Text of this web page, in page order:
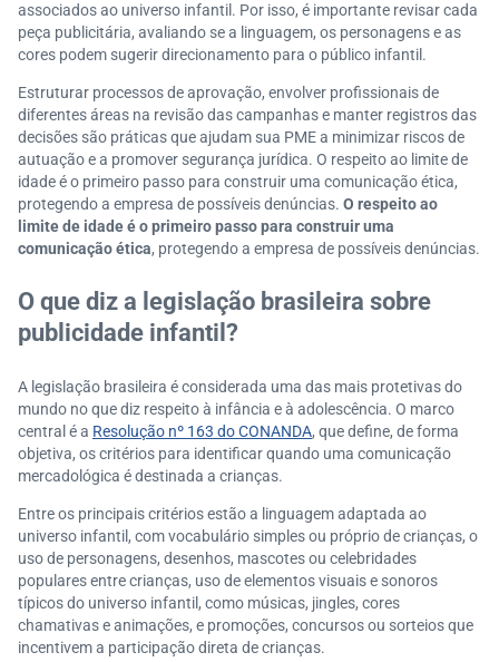
associados ao universo infantil. Por isso, é importante revisar cada
peça publicitária, avaliando se a linguagem, os personagens e as
cores podem sugerir direcionamento para o público infantil.
Estruturar processos de aprovação, envolver profissionais de
diferentes áreas na revisão das campanhas e manter registros das
decisões são práticas que ajudam sua PME a minimizar riscos de
autuação e a promover segurança jurídica. O respeito ao limite de
idade é o primeiro passo para construir uma comunicação ética,
protegendo a empresa de possíveis denúncias. O respeito ao
limite de idade é o primeiro passo para construir uma
comunicação ética, protegendo a empresa de possíveis denúncias.
O que diz a legislação brasileira sobre
publicidade infantil?
A legislação brasileira é considerada uma das mais protetivas do
mundo no que diz respeito à infância e à adolescência. O marco
central é a Resolução nº 163 do CONANDA, que define, de forma
objetiva, os critérios para identificar quando uma comunicação
mercadológica é destinada a crianças.
Entre os principais critérios estão a linguagem adaptada ao
universo infantil, com vocabulário simples ou próprio de crianças, o
uso de personagens, desenhos, mascotes ou celebridades
populares entre crianças, uso de elementos visuais e sonoros
típicos do universo infantil, como músicas, jingles, cores
chamativas e animações, e promoções, concursos ou sorteios que
incentivem a participação direta de crianças.